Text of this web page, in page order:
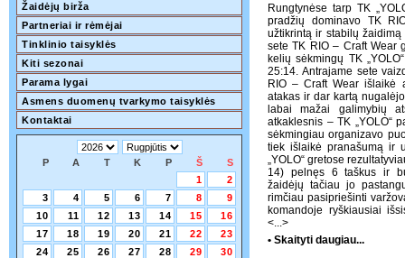
Žaidėjų birža
Partneriai ir rėmėjai
Tinklinio taisyklės
Kiti sezonai
Parama lygai
Asmens duomenų tvarkymo taisyklės
Kontaktai
P A T K P Š
S
1
2
3
4 5 6 7 8
9
10
11 12 13 14 15
16
17
18 19 20 21 22
23
24
25 26 27 28 29
30
Rungtynėse tarp TK
pradžių dominavo TK
užtikrintą ir stabilų
sete TK RIO – Craft Wear
kelių sėkmingų TK
25:14. Antrajame sete
RIO – Craft Wear išlaikė
atakas ir dar kartą
labai mažai galimybių
atkaklesnis – TK „YOLO“
sėkmingiau organizavo
tiek išlaikė pranašumą ir
„YOLO“ gretose
14) pelnęs 6 taškus ir
žaidėjų tačiau jo
rimčiau pasipriešinti
komandoje ryškiausiai
<...>
• Skaityti daugiau...